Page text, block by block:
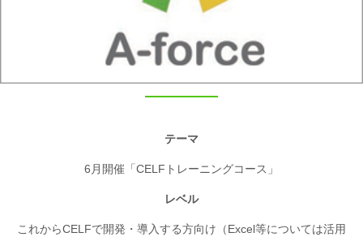
テーマ
6月開催「CELFトレーニングコース」
レベル
これからCELFで開発・導入する方向け（Excel等については活用